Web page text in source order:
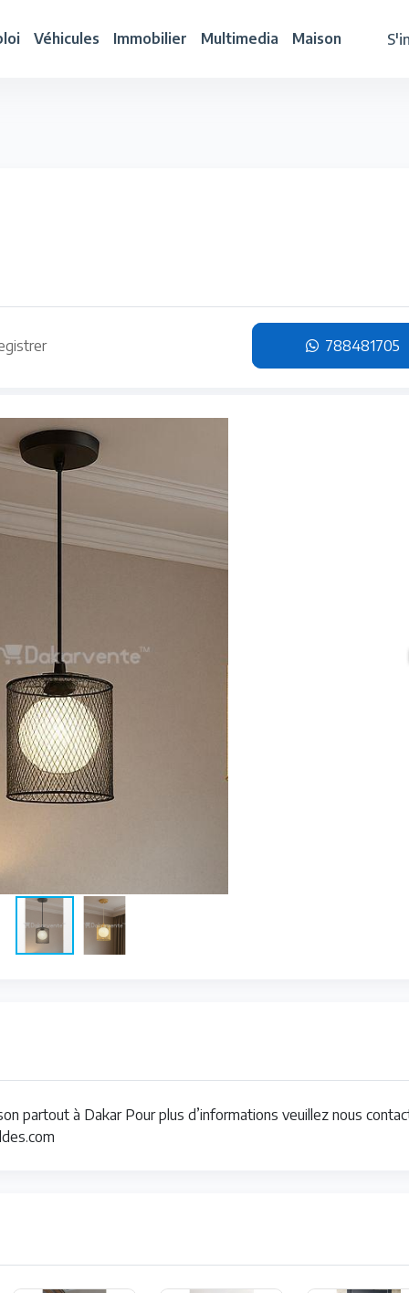
Véhicules Immobilier Multimedia Maison
788481705
partout à Dakar Pour plus d’informations veuillez nous